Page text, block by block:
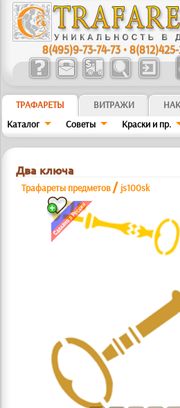
8(495)9-73-74-73 •
ТРАФАРЕТЫ ВИТРАЖИ
Каталог
Советы Краски и пр.
Два ключа
Трафареты предметов / js100sk